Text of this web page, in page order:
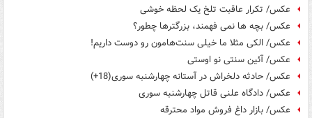
عکس/ تکرار عاقبت تلخ یک لحظه خوشی
عکس/ بچه ها نمی فهمند، بزرگترها چطور؟
عکس/ الکی مثلا ما خیلی سنت‌هامون رو دوست داریم!
عکس/ آئین سنتی نو اوستی
عکس/ حادثه دلخراش در آستانه چهارشنبه‌ سوری(18+)
عکس/ دادگاه علنی قاتل چهارشنبه سوری
عکس/ بازار داغ فروش مواد محترقه